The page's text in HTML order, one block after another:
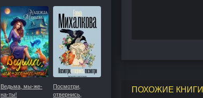
ПОХОЖИЕ КНИГИ
Ведьма, мы-же-
на-ты!
Посмотри,
отвернись,